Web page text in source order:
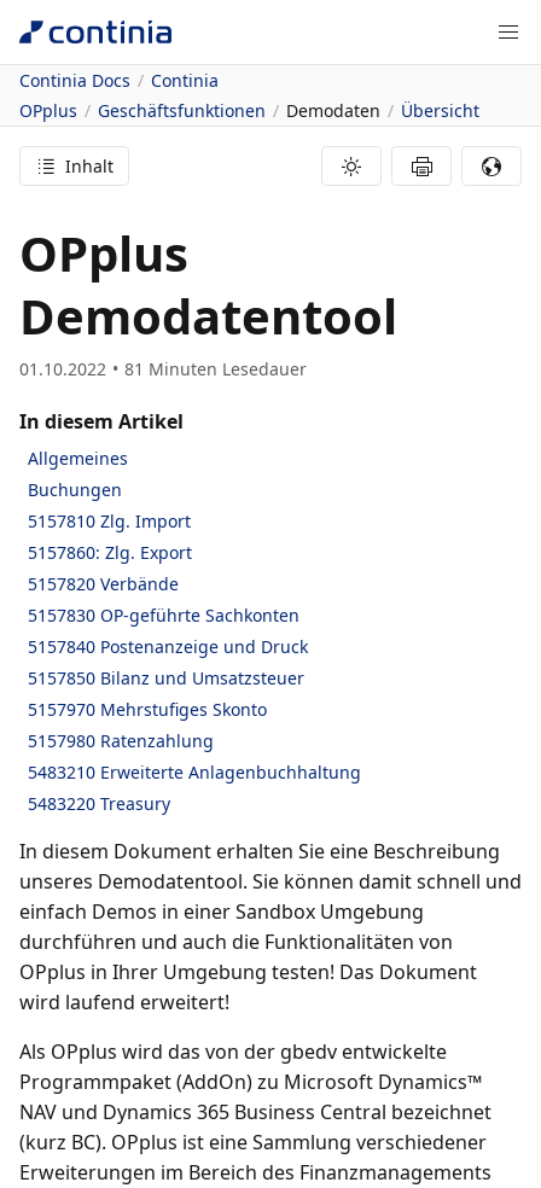
Continia Docs
Continia
OPplus
Geschäftsfunktionen Demodaten Übersicht
Inhalt
OPplus
Demodatentool
01.10.2022 81 Minuten Lesedauer
In diesem Artikel
Allgemeines
Buchungen
5157810 Zlg. Import
5157860: Zlg. Export
5157820 Verbände
5157830 OP-geführte Sachkonten
5157840 Postenanzeige und Druck
5157850 Bilanz und Umsatzsteuer
5157970 Mehrstufiges Skonto
5157980 Ratenzahlung
5483210 Erweiterte Anlagenbuchhaltung
5483220 Treasury
In diesem Dokument erhalten Sie eine Beschreibung
unseres Demodatentool. Sie können damit schnell und
einfach Demos in einer Sandbox Umgebung
durchführen und auch die Funktionalitäten von
OPplus in Ihrer Umgebung testen! Das Dokument
wird laufend erweitert!
Als OPplus wird das von der gbedv entwickelte
Programmpaket (AddOn) zu Microsoft Dynamics™
NAV und Dynamics 365 Business Central bezeichnet
(kurz BC). OPplus ist eine Sammlung verschiedener
Erweiterungen im Bereich des Finanzmanagements